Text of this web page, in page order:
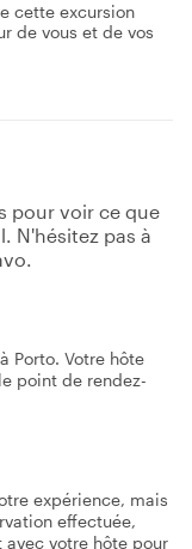
cette excursion
de vous et de vos
pour voir ce que
N'hésitez pas à
Porto. Votre hôte
point de rendez-
expérience, mais
effectuée,
votre hôte pour